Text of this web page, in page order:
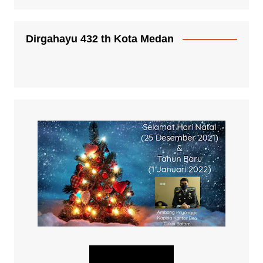
Dirgahayu 432 th Kota Medan